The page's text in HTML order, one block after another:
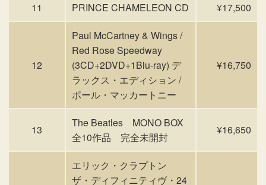
11 PRINCE CHAMELEON CD ¥17,500
12
Paul McCartney & Wings /
Red Rose Speedway
(3CD+2DVD+1Blu-ray) デ
ラックス・エディション /
ポール・マッカートニー
¥16,750
13
The Beatles MONO BOX
全10作品 完全未開封
¥16,650
エリック・クラプトン
ザ・ディフィニティヴ・24